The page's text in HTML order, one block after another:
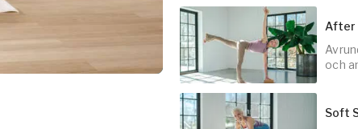
45min
After
och
Soft